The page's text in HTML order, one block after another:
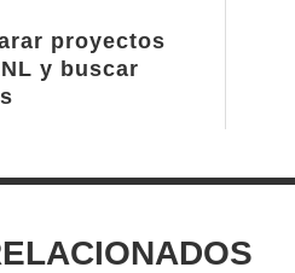
proyectos
y buscar